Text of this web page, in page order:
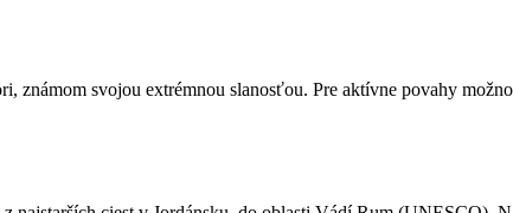
známom svojou extrémnou slanosťou. Pre aktívne povahy